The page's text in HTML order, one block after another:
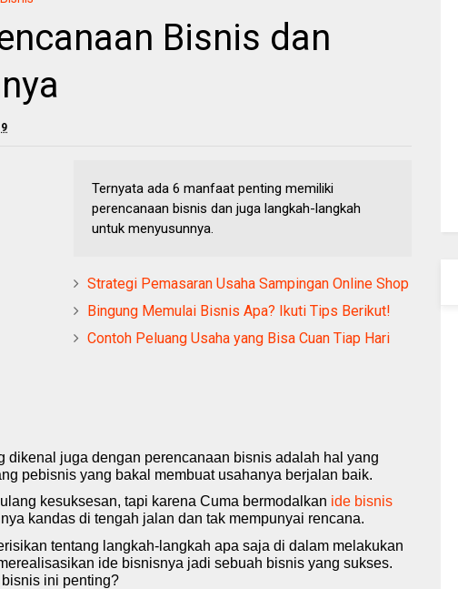
Bisnis dan
Ternyata ada 6 manfaat penting memiliki
perencanaan bisnis dan juga langkah-langkah
untuk menyusunnya.
Strategi Pemasaran Usaha Sampingan Online Shop
Bingung Memulai Bisnis Apa? Ikuti Tips Berikut!
Contoh Peluang Usaha yang Bisa Cuan Tiap Hari
dikenal juga dengan perencanaan bisnis adalah hal yang
pebisnis yang bakal membuat usahanya berjalan baik.
kesuksesan, tapi karena Cuma bermodalkan ide bisnis
kandas di tengah jalan dan tak mempunyai rencana.
tentang langkah-langkah apa saja di dalam melakukan
ide bisnisnya jadi sebuah bisnis yang sukses.
ini penting?